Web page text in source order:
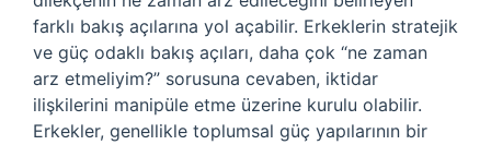
farklı bakış açılarına yol açabilir. Erkeklerin stratejik
ve güç odaklı bakış açıları, daha çok “ne zaman
arz etmeliyim?” sorusuna cevaben, iktidar
ilişkilerini manipüle etme üzerine kurulu olabilir.
Erkekler, genellikle toplumsal güç yapılarının bir